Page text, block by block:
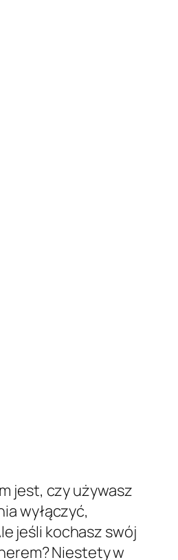
jest, czy używasz
wyłączyć,
jeśli kochasz swój
Niestety w